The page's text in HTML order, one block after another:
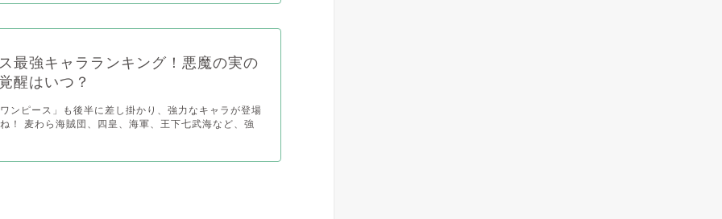
最強キャラランキング！悪魔の実の
醒はいつ？
ンピース」も後半に差し掛かり、強力なキャラが登場
！ 麦わら海賊団、四皇、海軍、王下七武海など、強